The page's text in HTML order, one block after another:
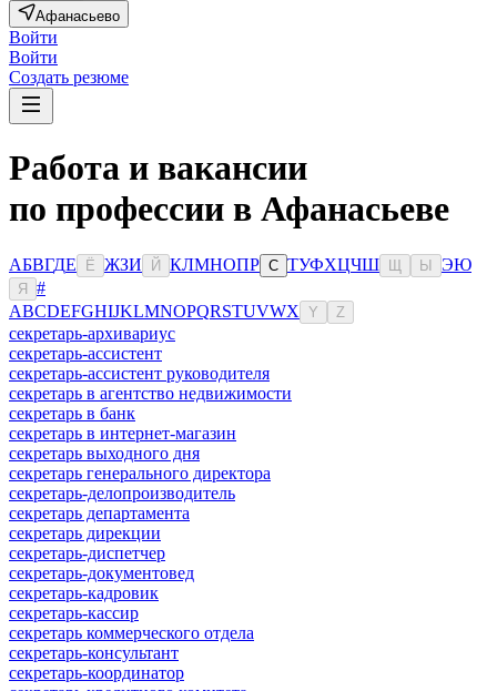
Афанасьево
Войти
Войти
Создать резюме
Работа и вакансии
по профессии в Афанасьеве
АБВГДЕ Ё ЖЗИ Й КЛМНОПР С ТУФХЦЧШ Ы ЭЮ
Я
#
ABCDEFGHIJKLMNOPQRSTUVWX Y Z
секретарь-архивариус
секретарь-ассистент
секретарь-ассистент руководителя
секретарь в агентство недвижимости
секретарь в банк
секретарь в интернет-магазин
секретарь выходного дня
секретарь генерального директора
секретарь-делопроизводитель
секретарь департамента
секретарь дирекции
секретарь-диспетчер
секретарь-документовед
секретарь-кадровик
секретарь-кассир
секретарь коммерческого отдела
секретарь-консультант
секретарь-координатор